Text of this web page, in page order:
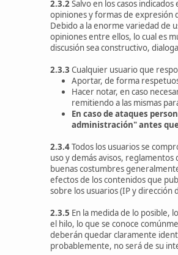
2.3.2Salvo en los casos
opiniones y formas de expresión
Debido a la enorme variedad de
opiniones entre ellos, lo cual es
discusión sea constructivo,
2.3.3 Cualquier usuario que
Aportar, de forma
Hacer notar, en caso
remitiendo a las mismas
En caso de ataques
administración" antes
2.3.4Todos los usuarios se
uso y demás avisos,
buenas costumbres
efectos de los contenidos que
sobre los usuarios (IP y dirección
2.3.5 En la medida de lo posible,
el hilo, lo que se conoce
deberán quedar claramente
probablemente, no será de su